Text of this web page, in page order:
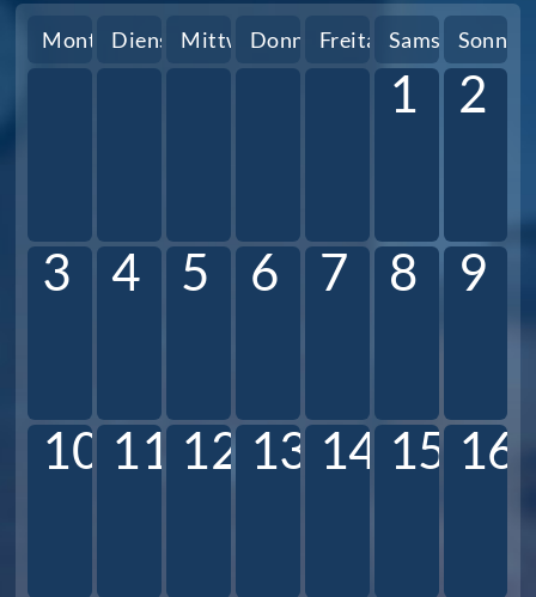
MontagDienstagMittwochDonnerstag
FreitagSamstag
1 2
3 4 5 6 7 8 9
10 11 12 13 14 15 16